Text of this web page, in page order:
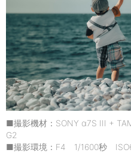
■撮影機材：SONY α7S III +
G2
■撮影環境：F4 1/1600秒